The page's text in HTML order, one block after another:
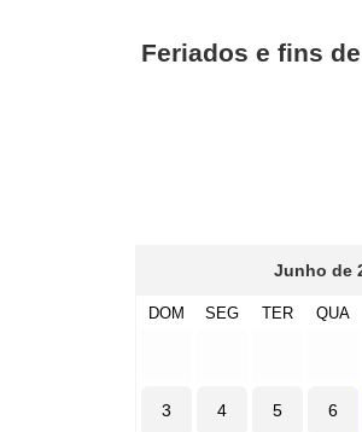
Feriados e fins
Junho de
DOM SEG TER QUA
3 4 5 6